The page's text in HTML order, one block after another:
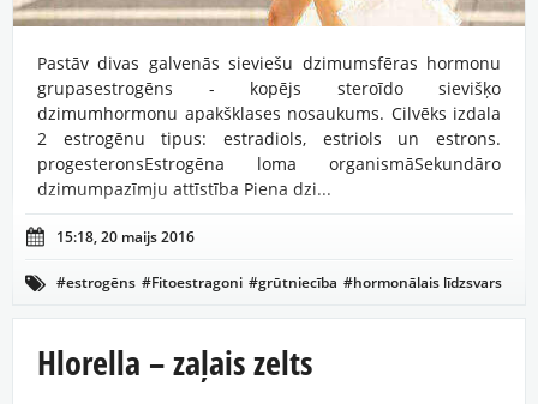
Pastāv divas galvenās sieviešu dzimumsfēras hormonu
grupasestrogēns - kopējs steroīdo sievišķo
dzimumhormonu apakšklases nosaukums. Cilvēks izdala
2 estrogēnu tipus: estradiols, estriols un estrons.
progesteronsEstrogēna loma organismāSekundāro
dzimumpazīmju attīstība Piena dzi...
 15:18, 20 maijs 2016
 #estrogēns #Fitoestragoni #grūtniecība #hormonālais līdzsvars
#sieviešu dzimumorgānu veselība #sievietes veselība
Hlorella – zaļais zelts